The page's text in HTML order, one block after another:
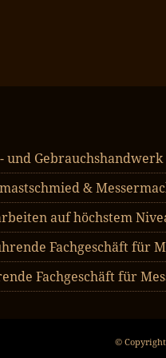
und
&
auf höchstem
Fachgeschäft für
Fachgeschäft für
© Copyright